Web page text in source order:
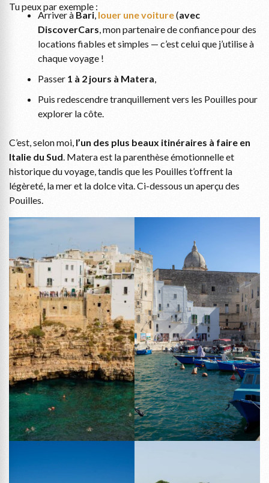
Tu peux par exemple :
Arriver à Bari, louer une voiture(avec
DiscoverCars, mon partenaire de confiance pour des
locations fiables et simples — c’est celui que j’utilise à
chaque voyage !
Passer 1 à 2 jours à Matera,
Puis redescendre tranquillement vers les Pouilles pour
explorer la côte.
C’est, selon moi, l’un des plus beaux itinéraires à faire en
Italie du Sud. Matera est la parenthèse émotionnelle et
historique du voyage, tandis que les Pouilles t’offrent la
légèreté, la mer et la dolce vita. Ci-dessous un aperçu des
Pouilles.